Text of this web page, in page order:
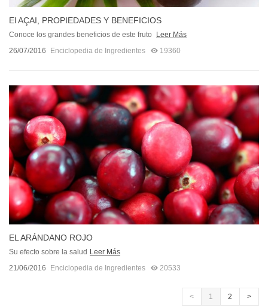
El AÇAI, PROPIEDADES Y BENEFICIOS
Conoce los grandes beneficios de este fruto
Leer Más
26/07/2016
Enciclopedia de Ingredientes 19360
EL ARÁNDANO ROJO
Su efecto sobre la salud Leer Más
21/06/2016
Enciclopedia de Ingredientes 20533
< 1 2 >